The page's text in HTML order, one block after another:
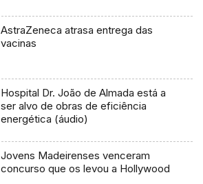
AstraZeneca atrasa entrega das
vacinas
Hospital Dr. João de Almada está a
ser alvo de obras de eficiência
energética (áudio)
Jovens Madeirenses venceram
concurso que os levou a Hollywood